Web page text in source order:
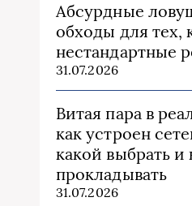
Абсурдные
обходы для тех,
нестандартные
31.07.2026
Витая пара в
как устроен
какой выбрать и
прокладывать
31.07.2026